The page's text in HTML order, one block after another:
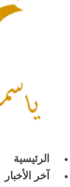
الرئيسية
آخر الأخبار